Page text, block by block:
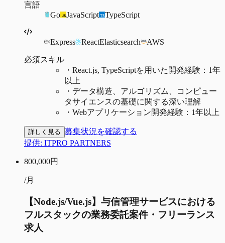
言語
Go
JavaScript TypeScript
Express ReactElasticsearch AWS
必須スキル
・ React.js, TypeScriptを用いた開発経験：1年
以上
・ データ構造、アルゴリズム、コンピュー
タサイエンスの基礎に関する深い理解
・ Webアプリケーション開発経験：1年以上
詳しく見る 募集状況を確認する
提供: ITPRO PARTNERS
800,000円
/月
【Node.js/Vue.js】与信管理サービスにおける
フルスタックの業務委託案件・フリーランス
求人